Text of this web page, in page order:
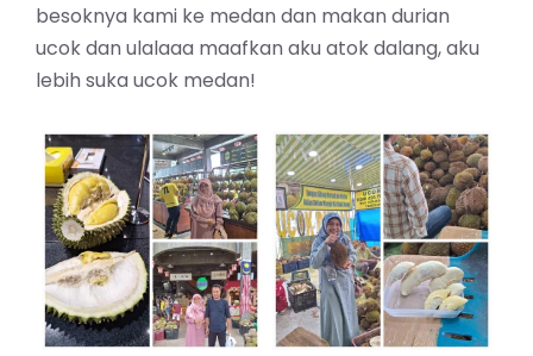
besoknya kami ke medan dan makan durian
ucok dan ulalaaa maafkan aku atok dalang, aku
lebih suka ucok medan!